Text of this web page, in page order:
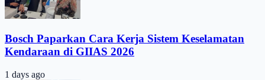
Bosch Paparkan Cara Kerja Sistem Keselamatan
Kendaraan di GIIAS 2026
1 days ago